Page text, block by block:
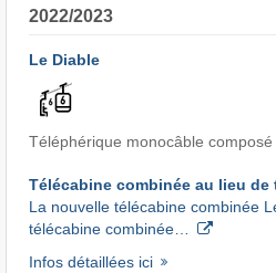
2022/2023
Le Diable
Téléphérique monocâble
Télécabine combinée au lieu de
La nouvelle télécabine combinée
télécabine combinée…
Infos détaillées ici